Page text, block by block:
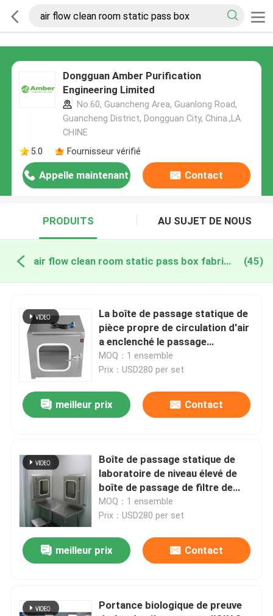
Dongguan Amber Purification
Engineering Limited
No.60, Guancheng Area, Guanlong Road,
Guancheng District, Dongguan City, China.,LA
CHINE
5.0
Fournisseur vérifié
Appelle maintenant Contact
PRODUITS AU SUJET DE NOUS
air flow clean room static pass box fabrication en ligne (45)
La boîte de passage statique de
pièce propre de circulation d'air
a enclenché le passage
dynamique par l'anti corrosion
de boîte
MOQ：1 ensemble
Prix：USD280 per set
meilleur prix Contact
Boîte de passage statique de
laboratoire de niveau élevé de
boîte de passage de filtre de
SUS201 ULPA
MOQ：1 ensemble
Prix：USD280 per set
meilleur prix Contact
Portance biologique de preuve